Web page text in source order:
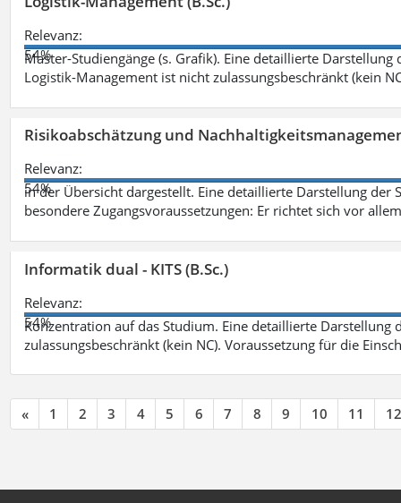
Relevanz:
54%
Master-Studiengänge (s. Grafik). Eine detaillierte
Logistik-Management ist nicht zulassungsbeschränkt (kein
Risikoabschätzung und
Relevanz:
54%
in der Übersicht dargestellt. Eine detaillierte Darstellung der
besondere Zugangsvoraussetzungen: Er richtet sich vor
Informatik dual - KITS (B.Sc.)
Relevanz:
54%
Konzentration auf das Studium. Eine detaillierte
zulassungsbeschränkt (kein NC). Voraussetzung für die
« 1 2 3 4 5 6 7 8 9 10 11 12